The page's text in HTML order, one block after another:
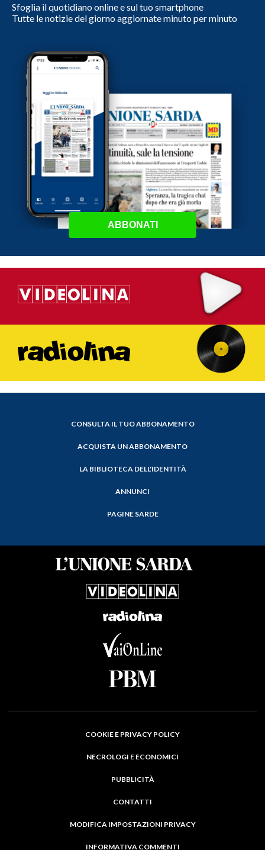
Sfoglia il quotidiano online e sul tuo smartphone
Tutte le notizie del giorno aggiornate minuto per minuto
ABBONATI
CONSULTA IL TUO ABBONAMENTO
ACQUISTA UN ABBONAMENTO
LA BIBLIOTECA DELL'IDENTITÀ
ANNUNCI
PAGINE SARDE
COOKIE E PRIVACY POLICY
NECROLOGI E ECONOMICI
PUBBLICITÀ
CONTATTI
MODIFICA IMPOSTAZIONI PRIVACY
INFORMATIVA COMMENTI